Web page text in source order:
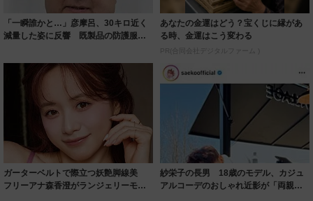
「一瞬誰かと…」彦摩呂、30キロ近く
減量した姿に反響 既製品の防護服が
あなたの金運はどう？宝くじに縁があ
る時、金運はこう変わる
PR(合同会社デジタルファーム )
ガーターベルトで際立つ妖艶脚線美
フリーアナ森香澄がランジェリーモデ
紗栄子の長男 18歳のモデル、カジュ
アルコーデのおしゃれ近影が「両親の